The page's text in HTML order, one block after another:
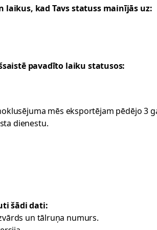
laikus, kad Tavs statuss mainījās uz:
pavadīto laiku statusos:
mēs eksportējam pēdējo 3
dienestu.
šādi dati:
un tālruņa numurs.